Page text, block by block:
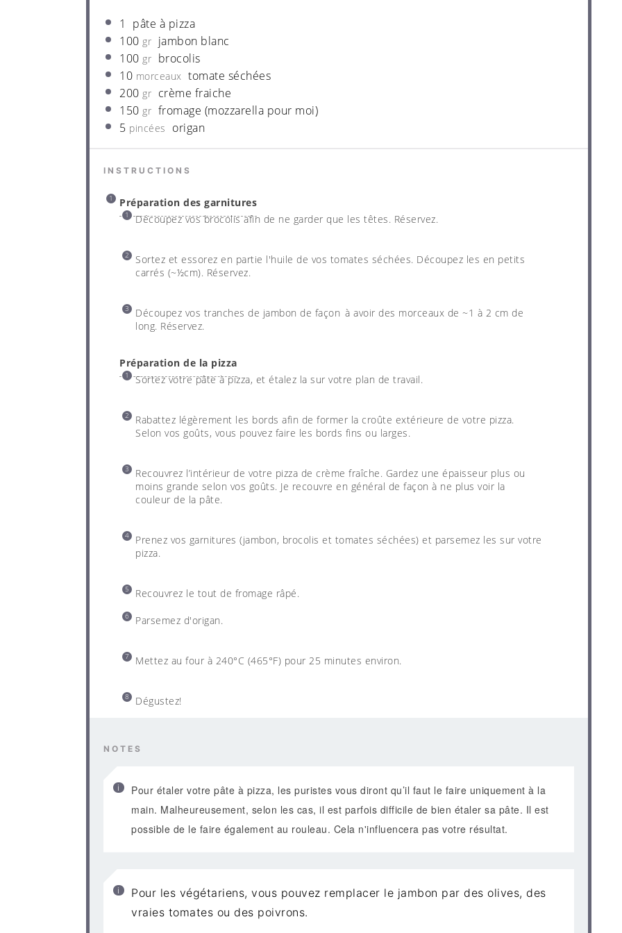
1 pâte à pizza
100 gr jambon blanc
100 gr brocolis
10 morceaux tomate séchées
200 gr crème fraiche
150 gr fromage (mozzarella pour moi)
5 pincées origan
INSTRUCTIONS
Préparation des garnitures
Découpez vos brocolis afin de ne garder que les têtes. Réservez.
Sortez et essorez en partie l'huile de vos tomates séchées. Découpez les en petits
carrés (~½cm). Réservez.
Découpez vos tranches de jambon de façon à avoir des morceaux de ~1 à 2 cm de
long. Réservez.
Préparation de la pizza
Sortez votre pâte à pizza, et étalez la sur votre plan de travail.
Rabattez légèrement les bords afin de former la croûte extérieure de votre pizza.
Selon vos goûts, vous pouvez faire les bords fins ou larges.
Recouvrez l’intérieur de votre pizza de crème fraîche. Gardez une épaisseur plus ou
moins grande selon vos goûts. Je recouvre en général de façon à ne plus voir la
couleur de la pâte.
Prenez vos garnitures (jambon, brocolis et tomates séchées) et parsemez les sur votre
pizza.
Recouvrez le tout de fromage râpé.
Parsemez d'origan.
Mettez au four à 240°C (465°F) pour 25 minutes environ.
Dégustez!
NOTES
Pour étaler votre pâte à pizza, les puristes vous diront qu’il faut le faire uniquement à la
main. Malheureusement, selon les cas, il est parfois difficile de bien étaler sa pâte. Il est
possible de le faire également au rouleau. Cela n'influencera pas votre résultat.
Pour les végétariens, vous pouvez remplacer le jambon par des olives, des
vraies tomates ou des poivrons.